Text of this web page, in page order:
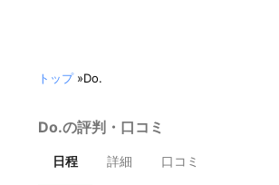
トップ»Do.
Do.の評判・口コミ
日程 詳細 口コミ